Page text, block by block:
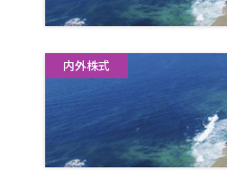
内外株式